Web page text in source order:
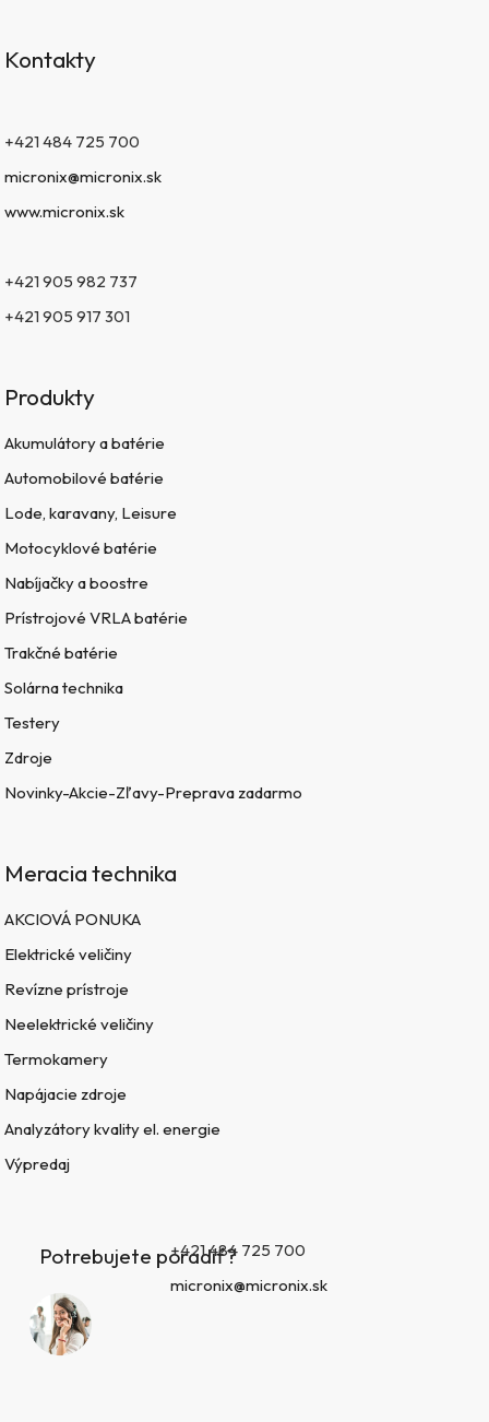
Kontakty
+421 484 725 700
micronix@micronix.sk
www.micronix.sk
+421 905 982 737
+421 905 917 301
Produkty
Akumulátory a batérie
Automobilové batérie
Lode, karavany, Leisure
Motocyklové batérie
Nabíjačky a boostre
Prístrojové VRLA batérie
Trakčné batérie
Solárna technika
Testery
Zdroje
Novinky-Akcie-Zľavy-Preprava zadarmo
Meracia technika
AKCIOVÁ PONUKA
Elektrické veličiny
Revízne prístroje
Neelektrické veličiny
Termokamery
Napájacie zdroje
Analyzátory kvality el. energie
Výpredaj
Potrebujete poradiť?+421 484 725 700
micronix@micronix.sk